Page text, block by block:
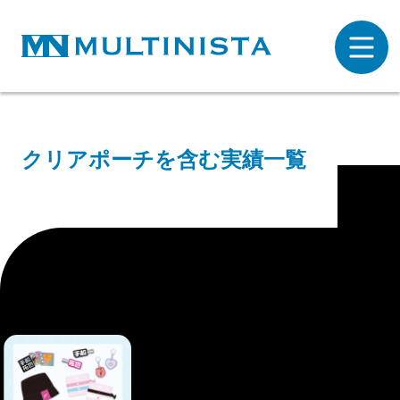
クリアポーチを含む実績一覧